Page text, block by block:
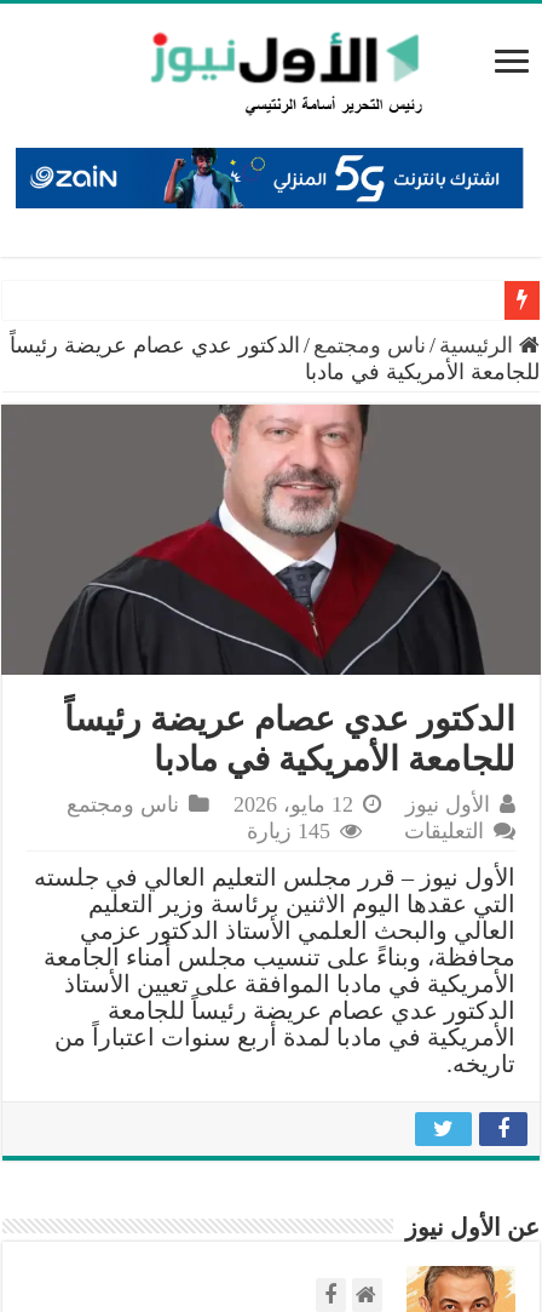
سميرات: افتتاح “منصة الشمال” يجسد التزام الوزارة
الرئيسية / ناس ومجتمع / الدكتور عدي عصام عريضة رئيساً
للجامعة الأمريكية في مادبا
الدكتور عدي عصام عريضة رئيساً
للجامعة الأمريكية في مادبا
الأول نيوز 12 مايو، 2026
ناس ومجتمع
التعليقات
عدي
عصام
عريضة
رئيساً
للجامعة
الأمريكية
في
145 زيارة
الأول نيوز – قرر مجلس التعليم العالي في جلسته
التي عقدها اليوم الاثنين برئاسة وزير التعليم
العالي والبحث العلمي الأستاذ الدكتور عزمي
محافظة، وبناءً على تنسيب مجلس أمناء الجامعة
الأمريكية في مادبا الموافقة على تعيين الأستاذ
الدكتور عدي عصام عريضة رئيساً للجامعة
الأمريكية في مادبا لمدة أربع سنوات اعتباراً من
تاريخه.
عن الأول نيوز